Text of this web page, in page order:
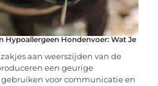
Hypoallergeen Hondenvoer: Wat Je
aan weerszijden van de
een geurige
voor communicatie en